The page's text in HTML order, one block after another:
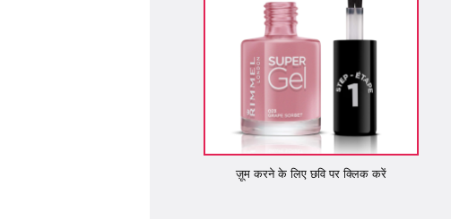
ज़ूम करने के लिए छवि पर क्लिक करें